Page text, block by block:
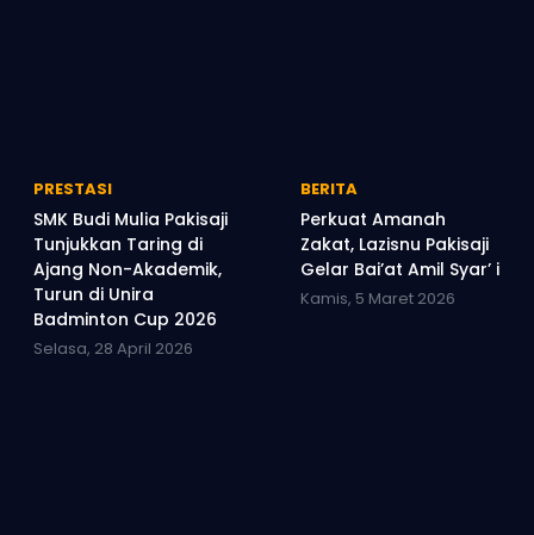
PRESTASI
SMK Budi Mulia Pakisaji
Tunjukkan Taring di
Ajang Non-Akademik,
Turun di Unira
Badminton Cup 2026
Selasa, 28 April 2026
BERITA
Perkuat Amanah
Zakat, Lazisnu Pakisaji
Gelar Bai’at Amil Syar’ i
Kamis, 5 Maret 2026